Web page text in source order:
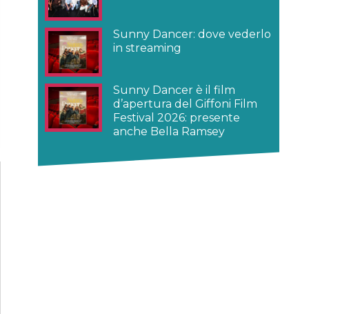
Sunny Dancer: dove vederlo
in streaming
Sunny Dancer è il film
d’apertura del Giffoni Film
Festival 2026: presente
anche Bella Ramsey